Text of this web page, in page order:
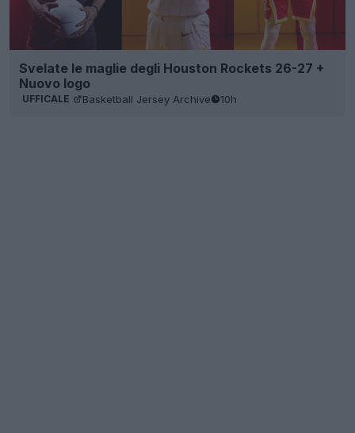
Svelate le maglie degli Houston Rockets 26-27 +
Nuovo logo
UFFICALE Basketball Jersey Archive 10h